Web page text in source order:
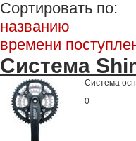
Сортировать по:
названию
времени
Система
Система
0